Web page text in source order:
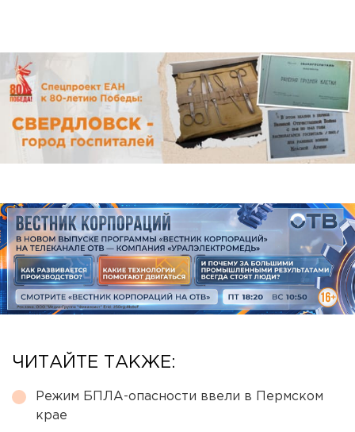
ЧИТАЙТЕ ТАКЖЕ:
Режим БПЛА-опасности ввели в Пермском
крае